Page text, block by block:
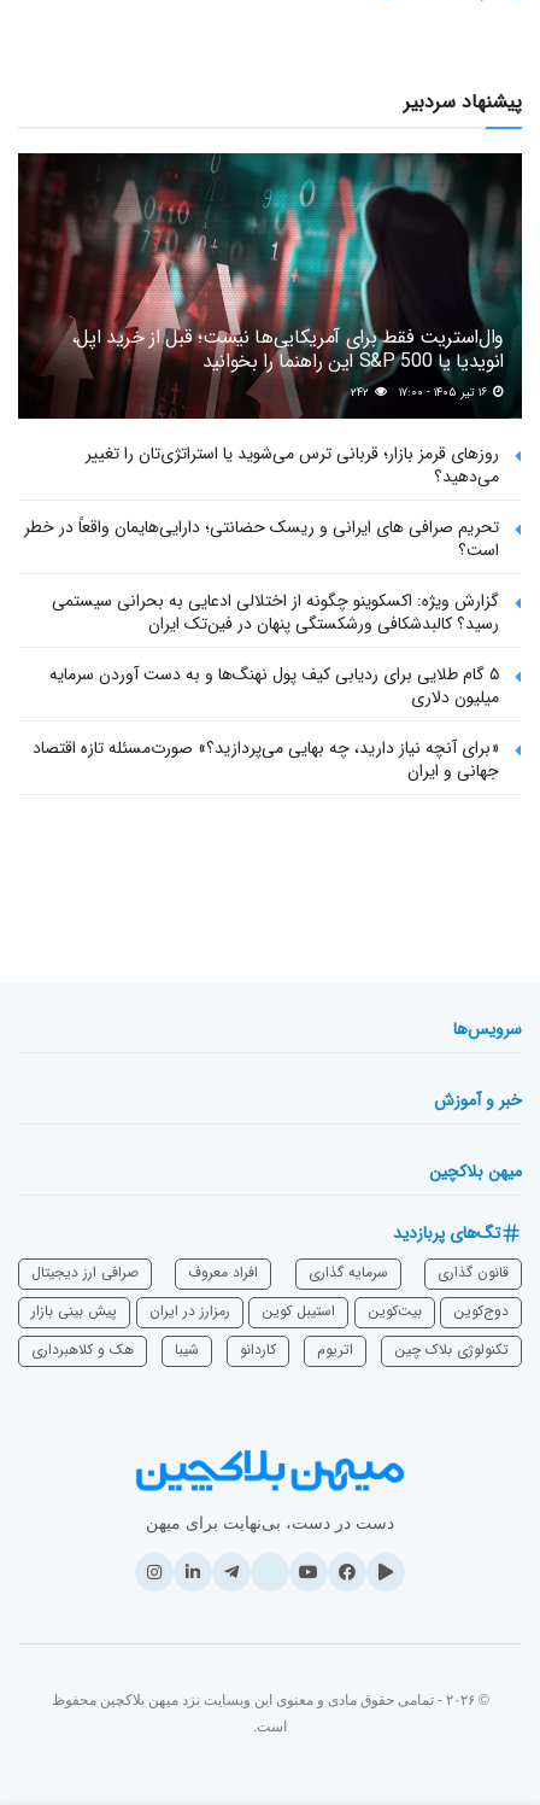
پیشنهاد سردبیر
وال‌استریت فقط برای آمریکایی‌ها نیست؛ قبل از خرید اپل،
انویدیا یا S&P 500 این راهنما را بخوانید
۲۴۲
روزهای قرمز بازار؛ قربانی ترس می‌شوید یا استراتژی‌تان را تغییر
می‌دهید؟
تحریم صرافی های ایرانی و ریسک حضانتی؛ دارایی‌هایمان واقعاً در خطر
است؟
گزارش ویژه: اکسکوینو چگونه از اختلالی ادعایی به بحرانی سیستمی
رسید؟ کالبدشکافی ورشکستگی پنهان در فین‌تک ایران
۵ گام طلایی برای ردیابی کیف پول‌ نهنگ‌ها و به دست آوردن سرمایه
میلیون دلاری
«برای آنچه نیاز دارید، چه بهایی می‌پردازید؟» صورت‌مسئله تازه اقتصاد
جهانی و ایران
سرویس‌ها
خبر و آموزش
میهن بلاکچین
تگ‌های پربازدید
قانون گذاری سرمایه‌ گذاری افراد معروف
صرافی ارز دیجیتال
دوج‌کوین
بیت‌کوین استیبل کوین رمزارز در ایران
پیش بینی بازار
تکنولوژی بلاک چین
اتریوم ‌کاردانو شیبا هک و کلاهبرداری
دست در دست، بی‌نهایت برای میهن
© ۲۰۲۶ - تمامی حقوق مادی و معنوی این وبسایت نزد میهن بلاکچین محفوظ
است.